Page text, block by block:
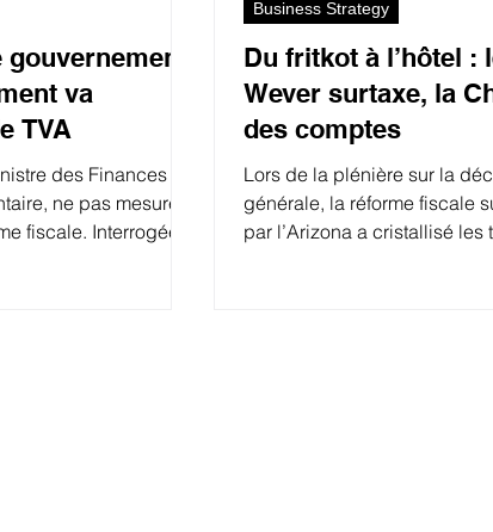
va
TVA
des Finances a
ne pas mesurer
fiscale. Interrogée
Du fritkot à l’hôtel :
Wever surtaxe, la
des comptes
Lors de la plénière sur la
générale, la réforme fiscale
par l’Arizona a cristallisé les
Business Strategy